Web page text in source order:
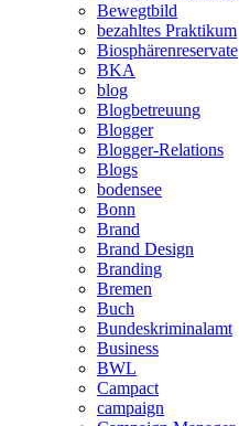
Bewegtbild
bezahltes Praktikum
Biosphärenreservate
BKA
blog
Blogbetreuung
Blogger
Blogger-Relations
Blogs
bodensee
Bonn
Brand
Brand Design
Branding
Bremen
Buch
Bundeskriminalamt
Business
BWL
Campact
campaign